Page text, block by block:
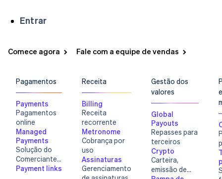
Entrar
Payments
Managed Payments
Solução do Comerciante responsável
Payment links
Pagamentos sem código
Checkout
UIs de pagamento pré-construídas
Elements
Componentes flexíveis de IU
Formas de pagamento
Empresas
Por caso de uso
Comércio agêntico
Criptomoedas
E-commerce
Finanças integradas
Documentação da Stripe
Stripe Apps
Guias
Aceitar pagamentos online
Implementar um checkout pré-construído
Blog
Suporte​
Obter suporte
Planos de suporte gerenciado
Serviços profissionais
Comece agora Fale com a equipe de vendas
Pagamentos
Payments
Pagamentos
online
Managed
Payments
Solução do
Comerciante
responsável
Payment links
Receita​
Billing
Receita
recorrente
Metronome
Cobrança por
uso
Assinaturas​
​Gerenciamento​
Gestão dos
valores
Global
Payouts
Repasses para
terceiros
Crypto
Carteira,
emissão de
e